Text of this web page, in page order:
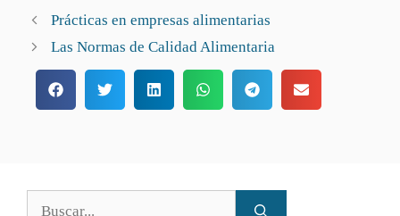
Prácticas en empresas alimentarias
Las Normas de Calidad Alimentaria